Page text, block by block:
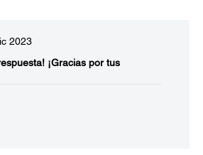
2023
¡Gracias por tus